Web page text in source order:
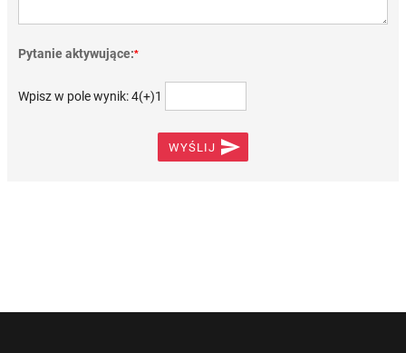
Pytanie aktywujące:*
Wpisz w pole wynik: 4(+)1
WYŚLIJ 